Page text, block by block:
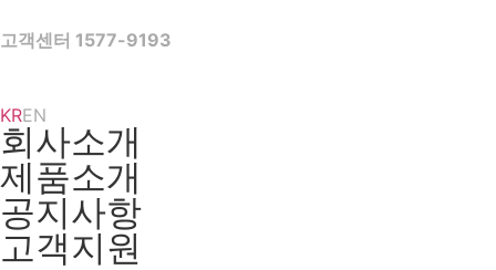
to
고객센터 1577-9193
KREN
회사소개
제품소개
공지사항
고객지원